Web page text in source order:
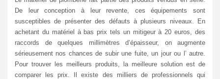
De leur conception à leur revente, ces équipements sont
susceptibles de présenter des défauts à plusieurs niveaux. En
achetant du matériel à bas prix tels un mitigeur à 20 euros, des
raccords de quelques millimètres d’épaisseur, on augmente
sérieusement nos chances de subir une fuite, un jour ou l’ autre.
Pour trouver les meilleurs produits, la meilleure solution est de
comparer les prix. Il existe des milliers de professionnels qui